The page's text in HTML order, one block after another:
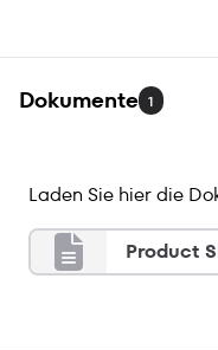
Dokumente 1
Laden Sie hier die
Product